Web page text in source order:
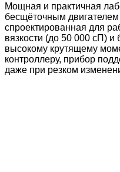
Мощная и практичная
бесщёточным
спроектированная для
вязкости (до 50 000 сП)
высокому крутящему
контроллеру, прибор
даже при резком